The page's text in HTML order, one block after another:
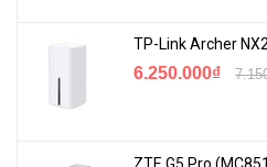
L7 DPI và điều khiển lưu lượng
6.250.000₫